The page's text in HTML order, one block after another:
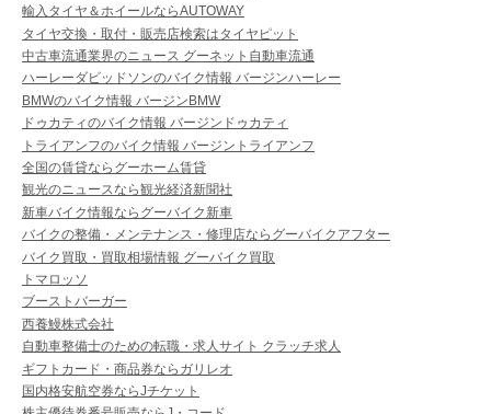
輸入タイヤ＆ホイールならAUTOWAY
タイヤ交換・取付・販売店検索はタイヤピット
中古車流通業界のニュース グーネット自動車流通
ハーレーダビッドソンのバイク情報 バージンハーレー
BMWのバイク情報 バージンBMW
ドゥカティのバイク情報 バージンドゥカティ
トライアンフのバイク情報 バージントライアンフ
全国の賃貸ならグーホーム賃貸
観光のニュースなら観光経済新聞社
新車バイク情報ならグーバイク新車
バイクの整備・メンテナンス・修理店ならグーバイクアフター
バイク買取・買取相場情報 グーバイク買取
トマロッソ
ブーストバーガー
西養鰻株式会社
自動車整備士のための転職・求人サイト クラッチ求人
ギフトカード・商品券ならガリレオ
国内格安航空券ならJチケット